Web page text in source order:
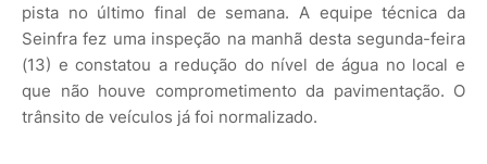
pista no último final de semana. A equipe técnica da
Seinfra fez uma inspeção na manhã desta segunda-feira
(13) e constatou a redução do nível de água no local e
que não houve comprometimento da pavimentação. O
trânsito de veículos já foi normalizado.